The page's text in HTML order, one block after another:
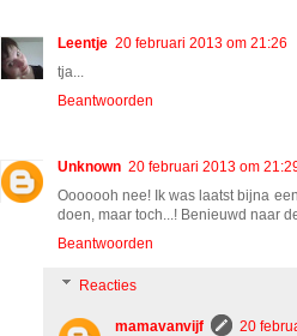
Leentje 20 februari 2013 om 21:26
tja...
Beantwoorden
Unknown 20 februari 2013 om
Ooooooh nee! Ik was laatst bijna
doen, maar toch...! Benieuwd naar
Beantwoorden
Reacties
mamavanvijf
20